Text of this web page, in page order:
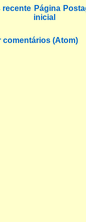
recente Página
inicial
comentários (Atom)